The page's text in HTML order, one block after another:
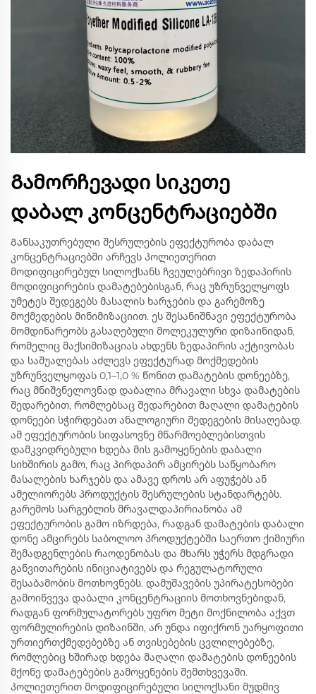
Გამორჩევადი სიკეთე
დაბალ კონცენტრაციებში
Განსაკუთრებული შესრულების ეფექტურობა დაბალ
კონცენტრაციებში არჩევს პოლიეთერით
მოდიფიცირებულ სილოქსანს ჩვეულებრივი ზედაპირის
მოდიფიცირების დამატებებისგან, რაც უზრუნველყოფს
უმეტეს შედეგებს მასალის ხარჯების და გარემოზე
მოქმედების მინიმიზაციით. ეს შესანიშნავი ეფექტურობა
მომდინარეობს გასაღებული მოლეკულური დიზაინიდან,
რომელიც მაქსიმიზაციას ახდენს ზედაპირის აქტივობას
და საშუალებას აძლევს ეფექტურად მოქმედების
უზრუნველყოფას 0,1–1,0 % წონით დამატების დონეებზე,
რაც მნიშვნელოვნად დაბალია მრავალი სხვა დამატების
შედარებით, რომლებსაც შედარებით მაღალი დამატების
დონეები სჭირდებათ ანალოგიური შედეგების მისაღებად.
ამ ეფექტურობის სიფასოვნე მწარმოებლებისთვის
დამკვიდრებული ხდება მის გამოყენების დაბალი
სიხშირის გამო, რაც პირდაპირ ამცირებს საწყობარო
მასალების ხარჯებს და ამავე დროს არ აფუჭებს ან
ამელიორებს პროდუქტის შესრულების სტანდარტებს.
გარემოს სარგებლის მრავალდაპირიანობა ამ
ეფექტურობის გამო იზრდება, რადგან დამატების დაბალი
დონე ამცირებს საბოლოო პროდუქტებში საერთო ქიმიური
შემადგენლების რაოდენობას და მხარს უჭერს მდგრადი
განვითარების ინიციატივებს და რეგულატორული
შესაბამობის მოთხოვნებს. დამუშავების უპირატესობები
გამოიწვევა დაბალი კონცენტრაციის მოთხოვნებიდან,
რადგან ფორმულატორებს უფრო მეტი მოქნილობა აქვთ
ფორმულირების დიზაინში, არ უნდა იფიქრონ უარყოფითი
ურთიერთქმედებებზე ან თვისებების ცვლილებებზე,
რომლებიც ხშირად ხდება მაღალი დამატების დონეების
მქონე დამატებების გამოყენების შემთხვევაში.
პოლიეთერით მოდიფიცირებული სილოქსანი მუდმივ